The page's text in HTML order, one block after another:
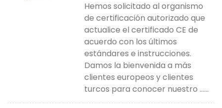
Hemos solicitado al organismo
de certificación autorizado que
actualice el certificado CE de
acuerdo con los últimos
estándares e instrucciones.
Damos la bienvenida a más
clientes europeos y clientes
turcos para conocer nuestro ......